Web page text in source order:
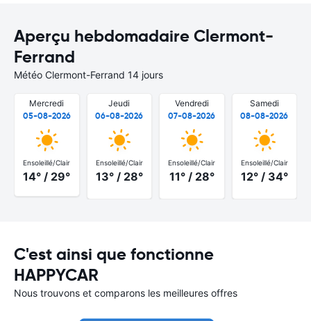
Aperçu hebdomadaire Clermont-
Ferrand
Météo Clermont-Ferrand 14 jours
Mercredi
05-08-2026
Ensoleillé/Clair
14° / 29°
Jeudi
06-08-2026
Ensoleillé/Clair
13° / 28°
Vendredi
07-08-2026
Ensoleillé/Clair
11° / 28°
Samedi
08-08-2026
Ensoleillé/Clair
12° / 34°
C'est ainsi que fonctionne
HAPPYCAR
Nous trouvons et comparons les meilleures offres